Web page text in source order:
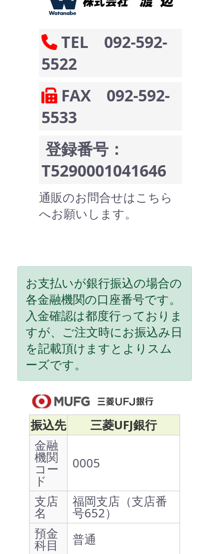
TEL 092-592-
5522
FAX 092-592-
5533
登録番号：
T5290001041646
通販のお問合せはこちら
へお願いします。
お支払いが銀行振込の場合の
各金融機関の口座番号です。
入金確認は都度行っておりま
すが、ご注文時にお振込み日
を記載頂けますとよりスム
ーズです。
振込先
三菱UFJ銀行
金融
機関
コー
ド
0005
支店
名
福岡支店（支店番
号652）
預金
科目
普通